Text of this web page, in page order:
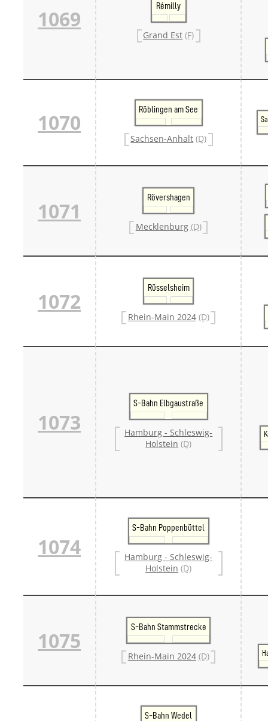
1069
Rémilly
Grand Est (F)
1070
Röblingen am See
Sachsen-Anhalt (D)
1071
Rövershagen
Mecklenburg (D)
1072
Rüsselsheim
Rhein-Main 2024 (D)
1073
S-Bahn Elbgaustraße
Hamburg - Schleswig-
Holstein (D)
1074
S-Bahn Poppenbüttel
Hamburg - Schleswig-
Holstein (D)
1075
S-Bahn Stammstrecke
Rhein-Main 2024 (D)
S-Bahn Wedel